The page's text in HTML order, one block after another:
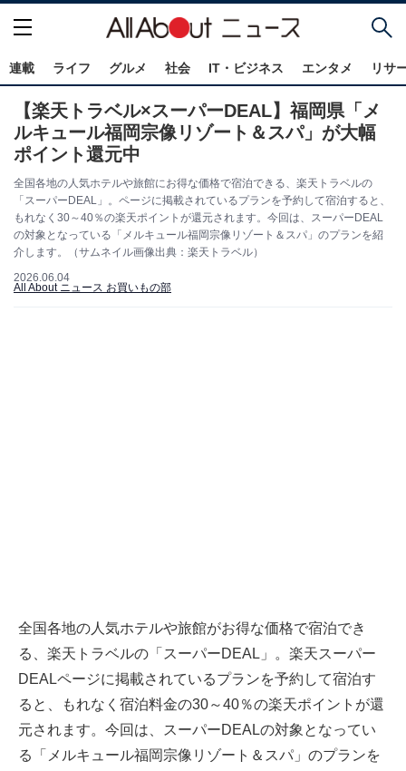
連載 ライフ グルメ 社会 IT・ビジネス エンタメ リサ
【楽天トラベル×スーパーDEAL】福岡県「メ
ルキュール福岡宗像リゾート＆スパ」が大幅
ポイント還元中
全国各地の人気ホテルや旅館にお得な価格で宿泊できる、楽天トラベルの
「スーパーDEAL」。ページに掲載されているプランを予約して宿泊すると、
もれなく30～40％の楽天ポイントが還元されます。今回は、スーパーDEAL
の対象となっている「メルキュール福岡宗像リゾート＆スパ」のプランを紹
介します。（サムネイル画像出典：楽天トラベル）
2026.06.04
All About ニュース お買いもの部
全国各地の人気ホテルや旅館がお得な価格で宿泊でき
る、 楽天トラベルの「スーパーDEAL」。楽天スーパー
DEALページに掲載されているプランを予約して宿泊す
ると、もれなく宿泊料金の30～40％の楽天ポイントが還
元されます。今回は、スーパーDEALの対象となってい
る「メルキュール福岡宗像リゾート＆スパ」のプランを